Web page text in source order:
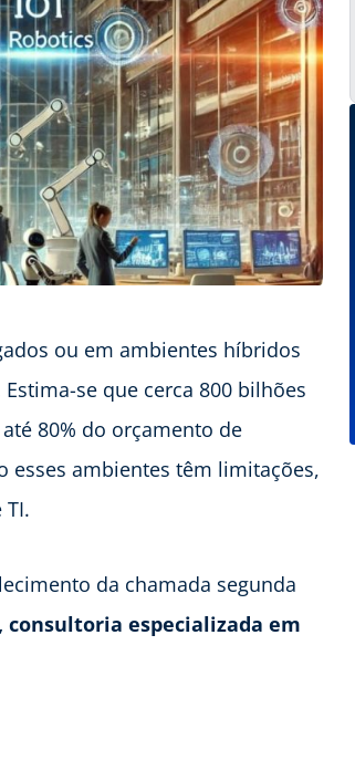
ou em ambientes híbridos
se que cerca 800 bilhões
80% do orçamento de
esses ambientes têm limitações,
da chamada segunda
consultoria especializada em